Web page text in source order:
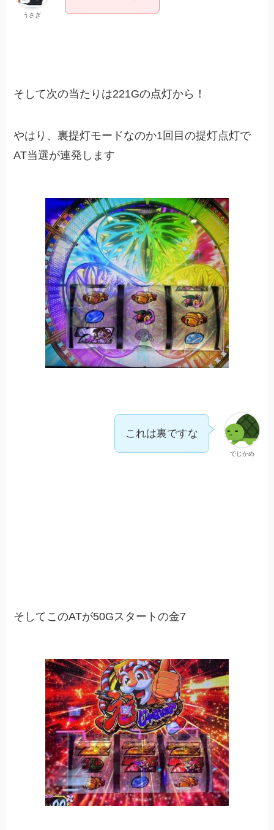
うさぎ
そして次の当たりは221Gの点灯から！
やはり、裏提灯モードなのか1回目の提灯点灯で
AT当選が連発します
でじかめ
これは裏ですな
そしてこのATが50Gスタートの金7